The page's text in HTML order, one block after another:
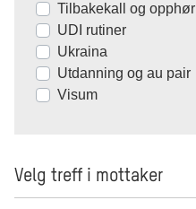
Tilbakekall og opphør
UDI rutiner
Ukraina
Utdanning og au pair
Visum
Velg treff i mottaker